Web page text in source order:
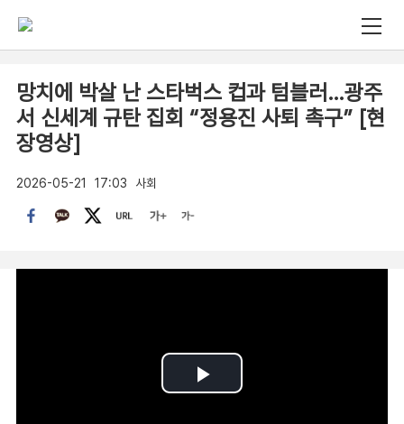
망치에 박살 난 스타벅스 컵과 텀블러…광주
서 신세계 규탄 집회 “정용진 사퇴 촉구” [현
장영상]
2026-05-21 17:03 사회